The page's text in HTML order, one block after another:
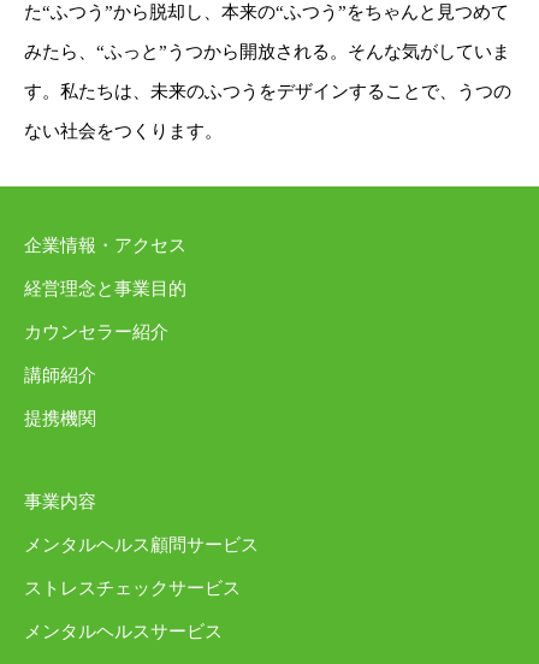
た“ふつう”から脱却し、本来の“ふつう”をちゃんと見つめて
みたら、“ふっと”うつから開放される。そんな気がしていま
す。私たちは、未来のふつうをデザインすることで、うつの
ない社会をつくります。
企業情報・アクセス
経営理念と事業目的
カウンセラー紹介
講師紹介
提携機関
事業内容
メンタルヘルス顧問サービス
ストレスチェックサービス
メンタルヘルスサービス